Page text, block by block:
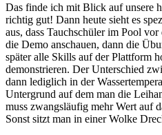
Das finde ich mit Blick auf unsere
richtig gut! Dann heute sieht es
aus, dass Tauchschüler im Pool
die Demo anschauen, dann die
später alle Skills auf der Plattform
demonstrieren. Der Unterschied
dann lediglich in der
Untergrund auf dem man die
muss zwangsläufig mehr Wert auf
Sonst sitzt man in einer Wolke